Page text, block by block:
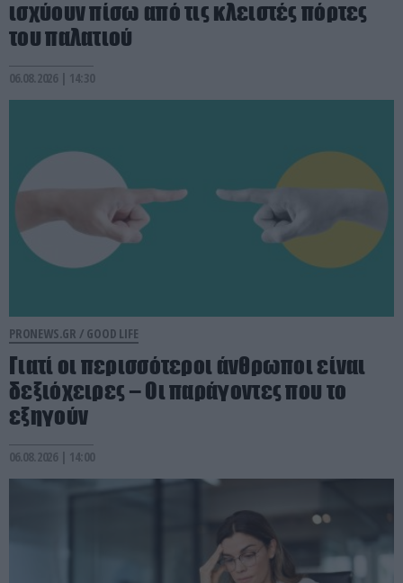
ισχύουν πίσω από τις κλειστές πόρτες
του παλατιού
06.08.2026 | 14:30
PRONEWS.GR / GOOD LIFE
Γιατί οι περισσότεροι άνθρωποι είναι
δεξιόχειρες – Οι παράγοντες που το
εξηγούν
06.08.2026 | 14:00